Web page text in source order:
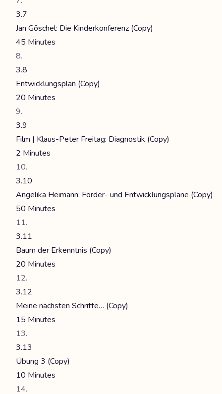
3.7
Jan Göschel: Die Kinderkonferenz (Copy)
45 Minutes
3.8
Entwicklungsplan (Copy)
20 Minutes
3.9
Film | Klaus-Peter Freitag: Diagnostik (Copy)
2 Minutes
3.10
Angelika Heimann: Förder- und Entwicklungspläne (Copy)
50 Minutes
3.11
Baum der Erkenntnis (Copy)
20 Minutes
3.12
Meine nächsten Schritte… (Copy)
15 Minutes
3.13
Übung 3 (Copy)
10 Minutes